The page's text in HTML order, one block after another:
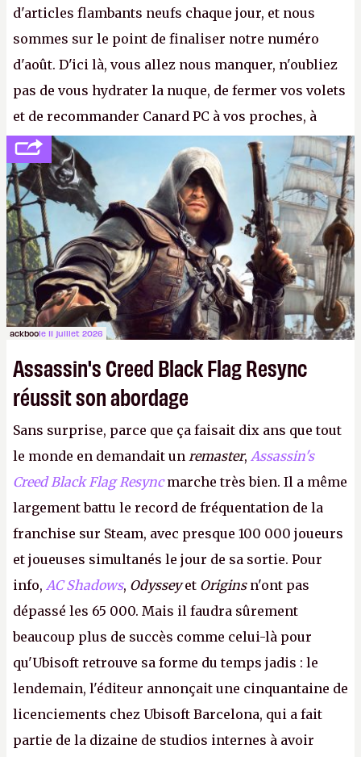
d'articles flambants neufs chaque jour, et nous
sommes sur le point de finaliser notre numéro
d'août. D'ici là, vous allez nous manquer, n'oubliez
pas de vous hydrater la nuque, de fermer vos volets
et de recommander Canard PC à vos proches, à
votre famille et aux inconnus que vous croisez
dans la rue. Bon été à tous ! –ER.
ackboole 11 juillet 2026
Assassin's Creed Black Flag Resync
réussit son abordage
Sans surprise, parce que ça faisait dix ans que tout
le monde en demandait un remaster, Assassin's
Creed Black Flag Resyncmarche très bien. Il a même
largement battu le record de fréquentation de la
franchise sur Steam, avec presque 100 000 joueurs
et joueuses simultanés le jour de sa sortie. Pour
info, AC Shadows, Odysseyet Originsn'ont pas
dépassé les 65 000. Mais il faudra sûrement
beaucoup plus de succès comme celui-là pour
qu'Ubisoft retrouve sa forme du temps jadis : le
lendemain, l'éditeur annonçait une cinquantaine de
licenciements chez Ubisoft Barcelona, qui a fait
partie de la dizaine de studios internes à avoir